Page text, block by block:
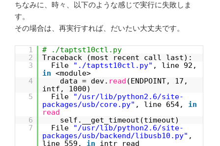
ちなみに、時々、以下のような感じで実行に失敗しま
す。
その場合は、再実行すれば、だいたい大丈夫です。
1
# ./taptst10ctl.py
2
Traceback (most recent call last):
3
File "./taptst10ctl.py" , line 92,
in <module>
4
data = dev. read (ENDPOINT, 17,
intf, 1000)
5
File
"/usr/lib/python2.6/site-
packages/usb/core.py" , line 654, in
read
6
self.__get_timeout(timeout)
7
File
"/usr/lib/python2.6/site-
packages/usb/backend/libusb10.py" ,
line 559, in
intr_read